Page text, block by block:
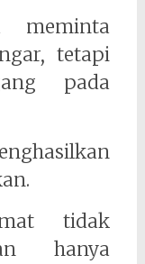
meminta
tetapi
pada
tidak
hanya